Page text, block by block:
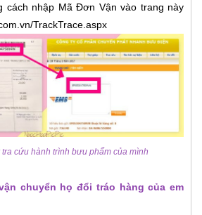
cách nhập Mã Đơn Vận vào trang này
TrackTrace.aspx
cứu hành trình bưu phẩm của mình
chuyển họ đổi tráo hàng của em